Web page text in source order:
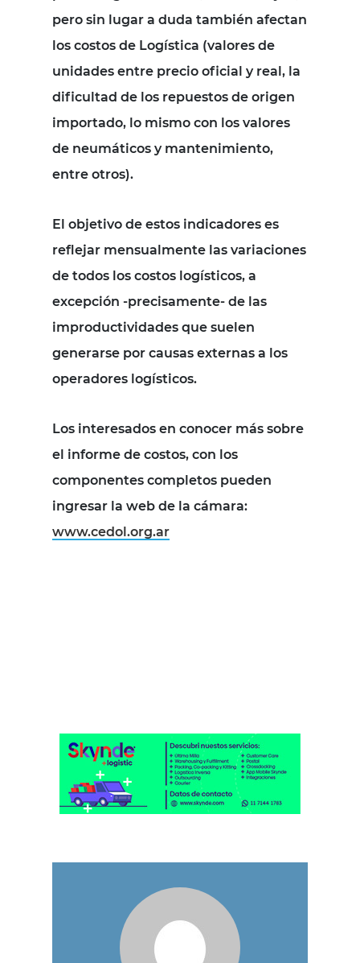
pero sin lugar a duda también afectan
los costos de Logística (valores de
unidades entre precio oficial y real, la
dificultad de los repuestos de origen
importado, lo mismo con los valores
de neumáticos y mantenimiento,
entre otros).
El objetivo de estos indicadores es
reflejar mensualmente las variaciones
de todos los costos logísticos, a
excepción -precisamente- de las
improductividades que suelen
generarse por causas externas a los
operadores logísticos.
Los interesados en conocer más sobre
el informe de costos, con los
componentes completos pueden
ingresar la web de la cámara:
www.cedol.org.ar